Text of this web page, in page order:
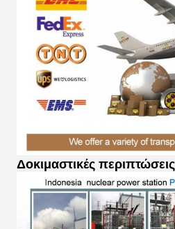
Δοκιμαστικές περιπτώσεις